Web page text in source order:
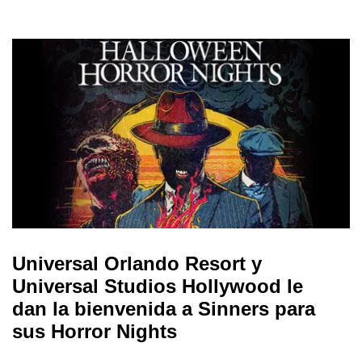
Universal Orlando Resort y
Universal Studios Hollywood le
dan la bienvenida a Sinners para
sus Horror Nights